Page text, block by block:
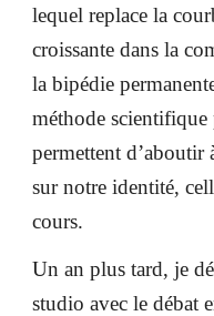
lequel replace la
croissante dans la
la bipédie
méthode
permettent d’aboutir
sur notre identité,
cours.
Un an plus tard, je
studio avec le débat